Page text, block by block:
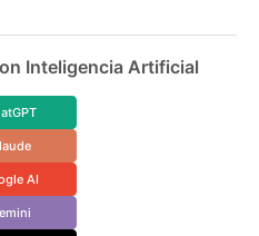
Inteligencia Artificial
AI